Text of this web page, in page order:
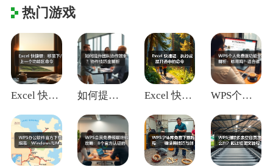
热门游戏
Excel 快捷键：移至下/上一个功能区 如何提升团队协作效率？协作技巧全解析 Excel 快捷键：执行或展开选中的命令 WPS个人免费版功能全解析：够用吗？适合